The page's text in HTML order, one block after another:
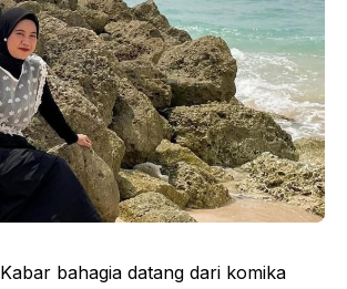
Kabar bahagia datang dari komika